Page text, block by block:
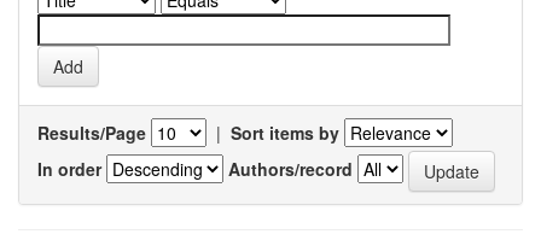
Results/Page | Sort items by
In order
Authors/record